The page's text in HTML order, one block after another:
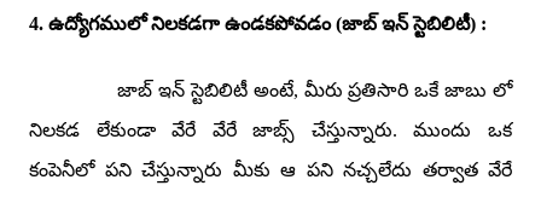
4. ఉద్యోగములో నిలకడగా ఉండకపోవడం(జాబ్ ఇన్ స్టెబిలిటీ) :
జాబ్ ఇన్ స్టెబిలిటీ అంటే, మీరు ప్రతిసారి ఒకే జాబు లో
నిలకడ లేకుండా వేరే వేరే జాబ్స్
చేస్తున్నారు.
ముందు ఒక
కంపెనీలో పని చేస్తున్నారు మీకు ఆ పని నచ్చలేదు తర్వాత వేరే